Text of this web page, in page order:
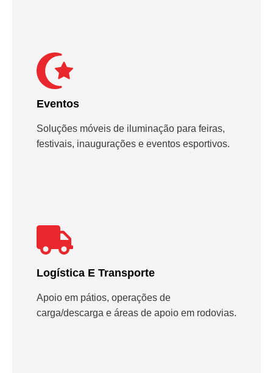
Eventos
Soluções móveis de iluminação para feiras,
festivais, inaugurações e eventos esportivos.
Logística E Transporte
Apoio em pátios, operações de
carga/descarga e áreas de apoio em rodovias.